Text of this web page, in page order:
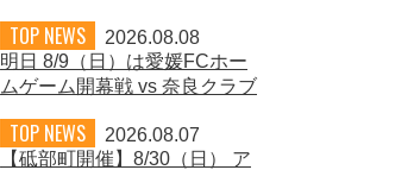
TOP NEWS
2026.08.08
明日 8/9（日）は愛媛FCホー
ムゲーム開幕戦 vs 奈良クラブ
TOP NEWS
2026.08.07
【砥部町開催】8/30（日） ア